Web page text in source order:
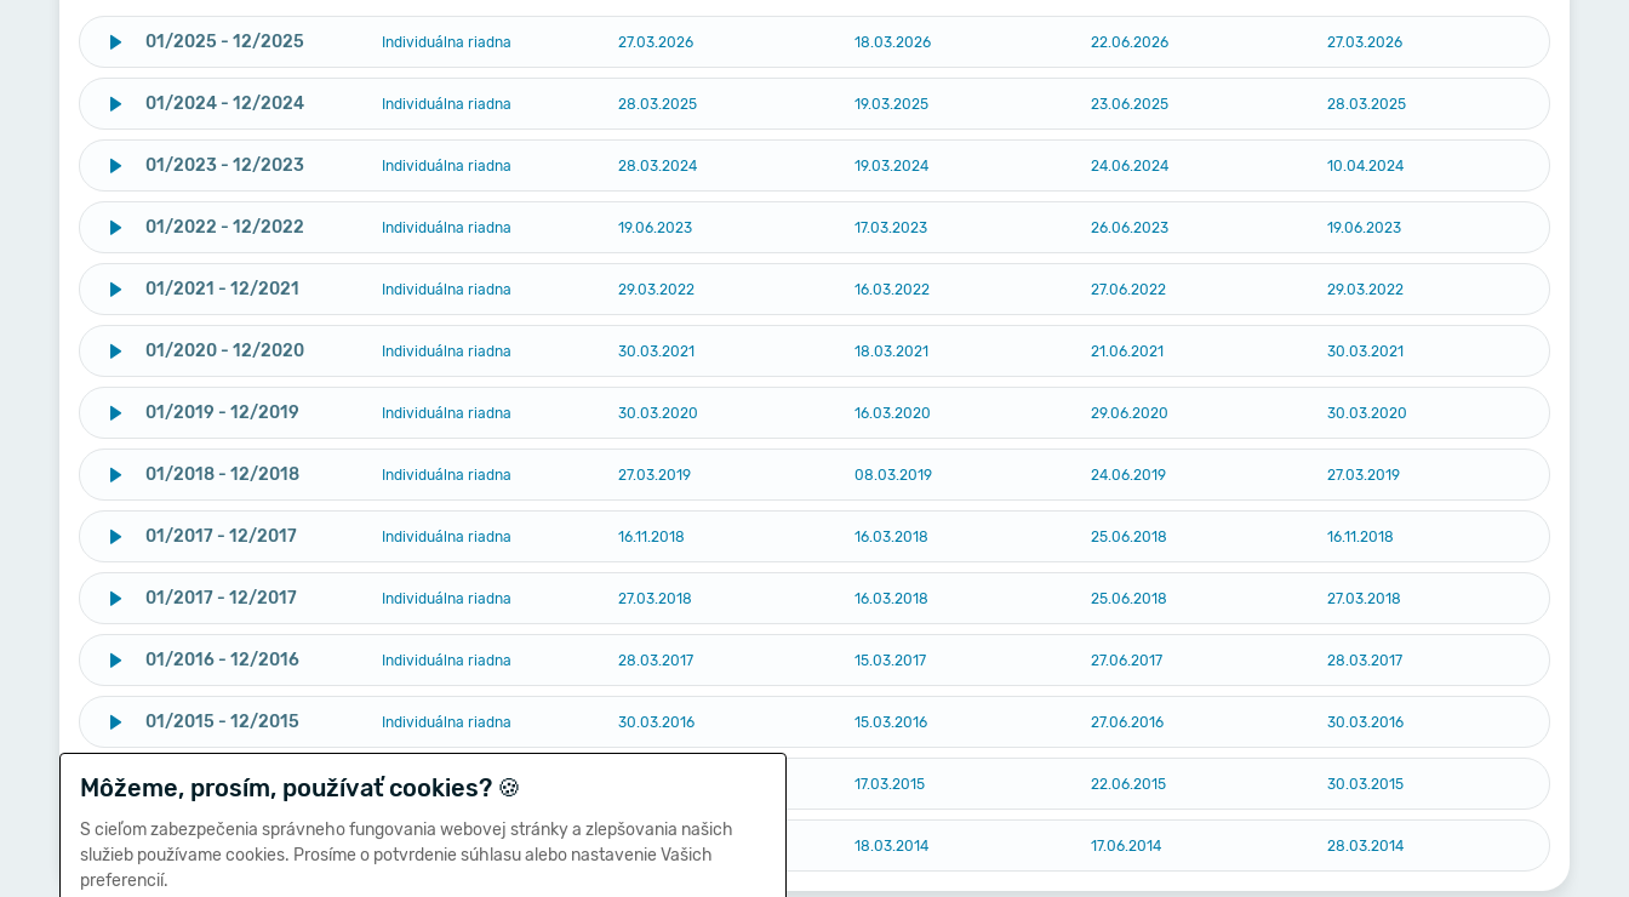
01/2025 - 12/2025 Individuálna riadna 27.03.2026 18.03.2026 22.06.2026 27.03.2026
01/2024 - 12/2024 Individuálna riadna 28.03.2025 19.03.2025 23.06.2025 28.03.2025
01/2023 - 12/2023 Individuálna riadna 28.03.2024 19.03.2024 24.06.2024 10.04.2024
01/2022 - 12/2022 Individuálna riadna 19.06.2023 17.03.2023 26.06.2023 19.06.2023
01/2021 - 12/2021 Individuálna riadna 29.03.2022 16.03.2022 27.06.2022 29.03.2022
01/2020 - 12/2020 Individuálna riadna 30.03.2021 18.03.2021 21.06.2021 30.03.2021
01/2019 - 12/2019 Individuálna riadna 30.03.2020 16.03.2020 29.06.2020 30.03.2020
01/2018 - 12/2018 Individuálna riadna 27.03.2019 08.03.2019 24.06.2019 27.03.2019
01/2017 - 12/2017 Individuálna riadna 16.11.2018 16.03.2018 25.06.2018 16.11.2018
01/2017 - 12/2017 Individuálna riadna 27.03.2018 16.03.2018 25.06.2018 27.03.2018
01/2016 - 12/2016 Individuálna riadna 28.03.2017 15.03.2017 27.06.2017 28.03.2017
01/2015 - 12/2015 Individuálna riadna 30.03.2016 15.03.2016 27.06.2016 30.03.2016
01/2014 - 12/2014 Individuálna riadna 17.03.2015 22.06.2015 30.03.2015
01/2013 - 12/2013 Individuálna riadna 26.03.2014 18.03.2014 17.06.2014 28.03.2014
Môžeme, prosím, používať cookies? 🍪
S cieľom zabezpečenia správneho fungovania webovej stránky a zlepšovania našich
služieb používame cookies. Prosíme o potvrdenie súhlasu alebo nastavenie Vašich
preferencií.